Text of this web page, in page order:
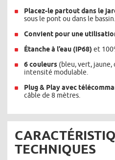
Placez-le partout dans le
sous le pont ou dans le bassin.
Convient pour une
Étanche à l’eau (IP68) et
6 couleurs (bleu, vert, jaune,
intensité modulable.
Plug & Play avec
câble de 8 mètres.
TECHNIQUES